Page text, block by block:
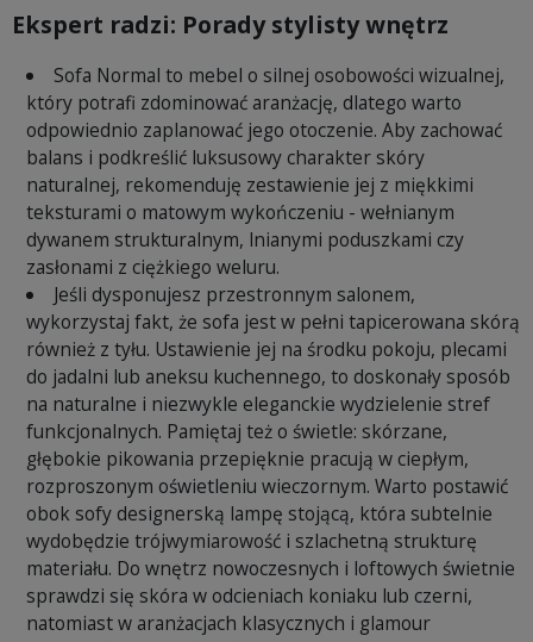
Ekspert radzi: Porady stylisty wnętrz
Sofa Normal to mebel o silnej osobowości wizualnej,
który potrafi zdominować aranżację, dlatego warto
odpowiednio zaplanować jego otoczenie. Aby zachować
balans i podkreślić luksusowy charakter skóry
naturalnej, rekomenduję zestawienie jej z miękkimi
teksturami o matowym wykończeniu - wełnianym
dywanem strukturalnym, lnianymi poduszkami czy
zasłonami z ciężkiego weluru.
Jeśli dysponujesz przestronnym salonem,
wykorzystaj fakt, że sofa jest w pełni tapicerowana skórą
również z tyłu. Ustawienie jej na środku pokoju, plecami
do jadalni lub aneksu kuchennego, to doskonały sposób
na naturalne i niezwykle eleganckie wydzielenie stref
funkcjonalnych. Pamiętaj też o świetle: skórzane,
głębokie pikowania przepięknie pracują w ciepłym,
rozproszonym oświetleniu wieczornym. Warto postawić
obok sofy designerską lampę stojącą, która subtelnie
wydobędzie trójwymiarowość i szlachetną strukturę
materiału. Do wnętrz nowoczesnych i loftowych świetnie
sprawdzi się skóra w odcieniach koniaku lub czerni,
natomiast w aranżacjach klasycznych i glamour